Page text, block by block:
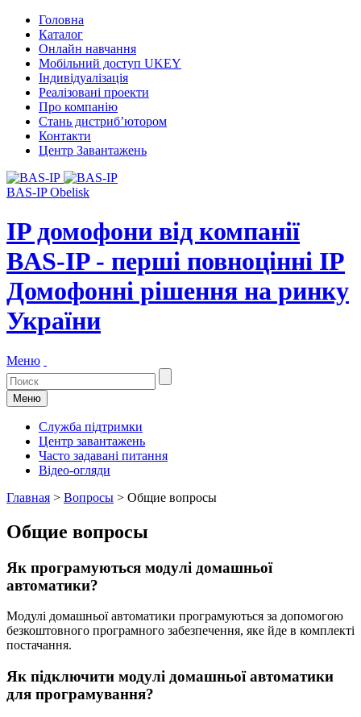
Головна
Каталог
Онлайн навчання
Мобільний доступ UKEY
Індивідуалізація
Реалізовані проекти
Про компанію
Стань дистриб’ютором
Контакти
Центр Завантажень
BAS-IP Obelisk
IP домофони від компанії
BAS-IP - перші повноцінні IP
Домофонні рішення на ринку
України
Меню
Меню
Служба підтримки
Центр завантажень
Часто задавані питання
Відео-огляди
Главная > Вопросы > Общие вопросы
Общие вопросы
Як програмуються модулі домашньої
автоматики?
Модулі домашньої автоматики програмуються за допомогою
безкоштовного програмного забезпечення, яке йде в комплекті
постачання.
Як підключити модулі домашньої автоматики
для програмування?